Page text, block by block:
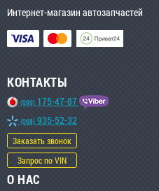
Интернет-магазин автозапчастей
КОНТАКТЫ
(099) 175-47-87
(068) 935-52-32
Заказать звонок
Запрос по VIN
О НАС